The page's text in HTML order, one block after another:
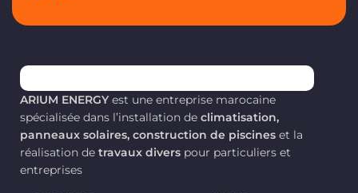
Équipé de puces LED à
Batterie LiFePO4 de
technologie Lithium Fer
Phosphate assure une
durée de vie prolongée
(jusqu'à 12 ans) et une
ARIUM ENERGY est une entreprise marocaine
spécialisée dans l’installation declimatisation,
panneaux solaires, construction de piscines et la
réalisation detravaux divers pour particuliers et
entreprises